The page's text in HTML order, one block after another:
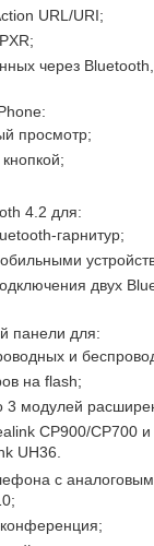
URL/URI;
через
просмотр;
4.2 для:
гарнитур;
двух
панели для:
и
на flash;
3 модулей
CP900/CP700
UH36.
с